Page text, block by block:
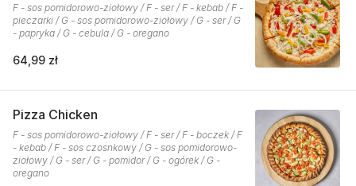
F - sos pomidorowo-ziołowy / F - ser / F - kebab / F -
pieczarki / G - sos pomidorowo-ziołowy / G - ser / G
- papryka / G - cebula / G - oregano
64,99 zł
Pizza Chicken
F - sos pomidorowo-ziołowy / F - ser / F - boczek / F
- kebab / F - sos czosnkowy / G - sos pomidorowo-
ziołowy / G - ser / G - pomidor / G - ogórek / G -
oregano